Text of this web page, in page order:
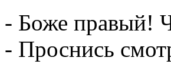
- Боже правый!
- Проснись